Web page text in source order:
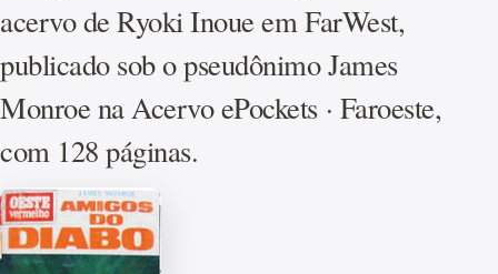
acervo de Ryoki Inoue em FarWest,
publicado sob o pseudônimo James
Monroe na Acervo ePockets · Faroeste,
com 128 páginas.